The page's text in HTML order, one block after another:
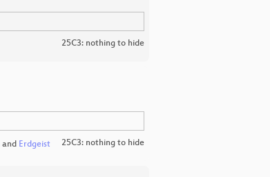
25C3: nothing to hide
and Erdgeist 25C3: nothing to hide